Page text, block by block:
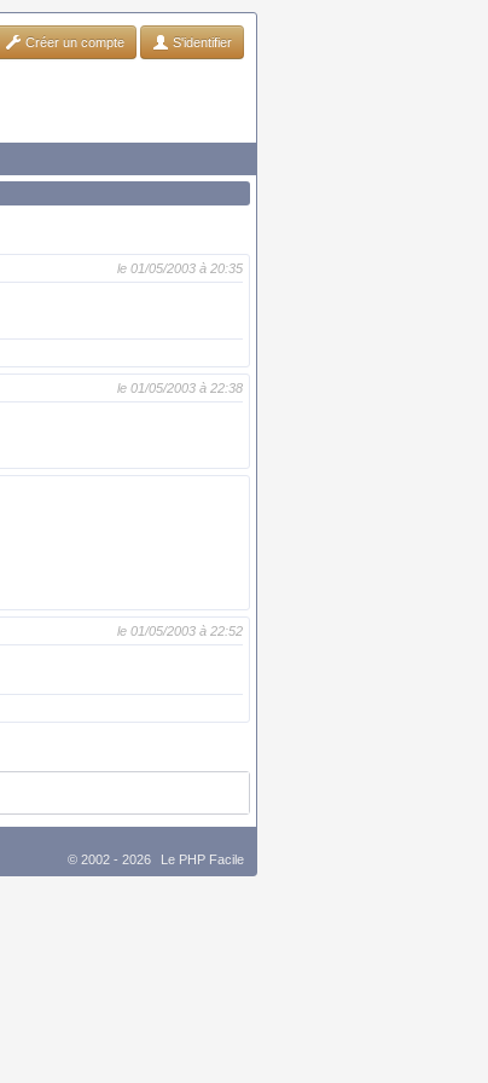
Créer un compte S'identifier
le 01/05/2003 à 20:35
le 01/05/2003 à 22:38
le 01/05/2003 à 22:52
© 2002 - 2026 Le PHP Facile